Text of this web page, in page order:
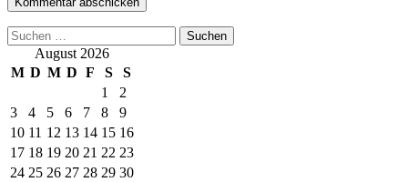
Suchen
nach:August 2026
M D M D F S
S
1
2
3
4 5 6 7 8
9
10 11 12 13 14 15 16
17 18 19 20 21 22 23
24 25 26 27 28 29 30